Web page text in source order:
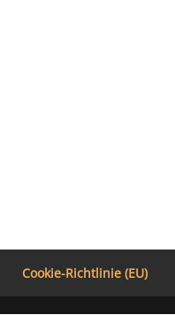
Cookie-Richtlinie (EU)